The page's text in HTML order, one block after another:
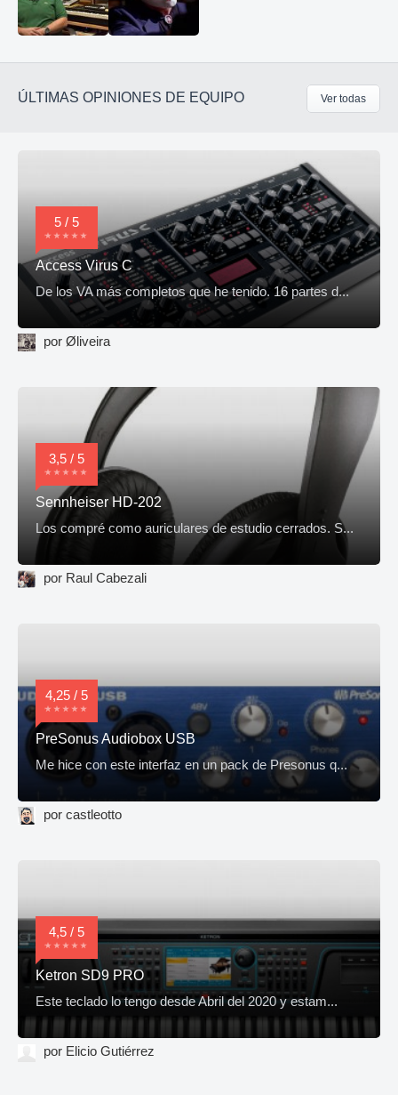
ÚLTIMAS OPINIONES DE EQUIPO Ver todas
5 / 5
Access Virus C
De los VA más completos que he tenido. 16 partes d...
por Øliveira
3,5 / 5
Sennheiser HD-202
Los compré como auriculares de estudio cerrados. S...
por Raul Cabezali
4,25 / 5
PreSonus Audiobox USB
Me hice con este interfaz en un pack de Presonus q...
por castleotto
4,5 / 5
Ketron SD9 PRO
Este teclado lo tengo desde Abril del 2020 y estam...
por Elicio Gutiérrez